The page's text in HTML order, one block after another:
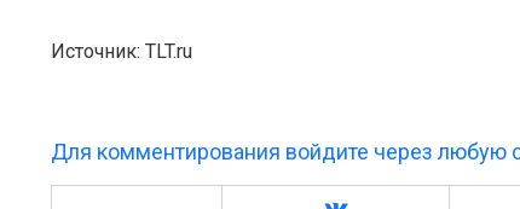
Источник: TLT.ru
Для комментирования войдите через любую